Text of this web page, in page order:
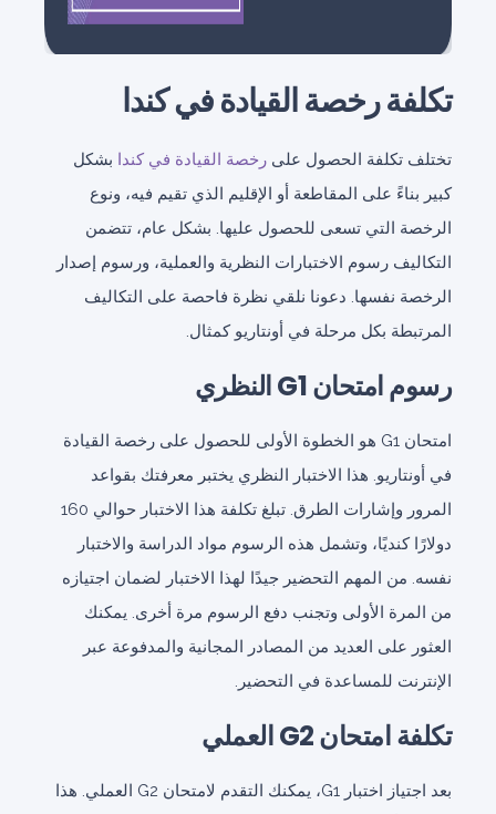
تكلفة رخصة القيادة في كندا
تختلف تكلفة الحصول على رخصة القيادة في كندا بشكل
كبير بناءً على المقاطعة أو الإقليم الذي تقيم فيه، ونوع
الرخصة التي تسعى للحصول عليها. بشكل عام، تتضمن
التكاليف رسوم الاختبارات النظرية والعملية، ورسوم إصدار
الرخصة نفسها. دعونا نلقي نظرة فاحصة على التكاليف
المرتبطة بكل مرحلة في أونتاريو كمثال.
رسوم امتحان G1 النظري
امتحان G1 هو الخطوة الأولى للحصول على رخصة القيادة
في أونتاريو. هذا الاختبار النظري يختبر معرفتك بقواعد
المرور وإشارات الطرق. تبلغ تكلفة هذا الاختبار حوالي 160
دولارًا كنديًا، وتشمل هذه الرسوم مواد الدراسة والاختبار
نفسه. من المهم التحضير جيدًا لهذا الاختبار لضمان اجتيازه
من المرة الأولى وتجنب دفع الرسوم مرة أخرى. يمكنك
العثور على العديد من المصادر المجانية والمدفوعة عبر
الإنترنت للمساعدة في التحضير.
تكلفة امتحان G2 العملي
بعد اجتياز اختبار G1، يمكنك التقدم لامتحان G2 العملي. هذا